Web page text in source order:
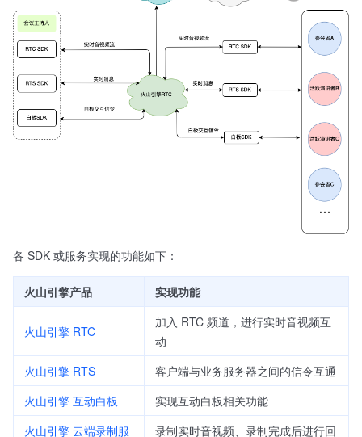
各 SDK 或服务实现的功能如下：
火山引擎产品 实现功能
火山引擎 RTC
加入 RTC 频道，进行实时音视频互
动
火山引擎 RTS
客户端与业务服务器之间的信令互通
火山引擎 互动白板
实现互动白板相关功能
火山引擎 云端录制服
录制实时音视频、录制完成后进行回